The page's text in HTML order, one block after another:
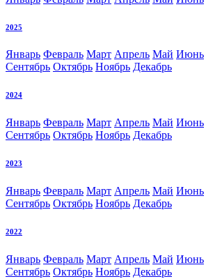
2025
Январь Февраль Март Апрель Май Июнь
Сентябрь Октябрь Ноябрь Декабрь
2024
Январь Февраль Март Апрель Май Июнь
Сентябрь Октябрь Ноябрь Декабрь
2023
Январь Февраль Март Апрель Май Июнь
Сентябрь Октябрь Ноябрь Декабрь
2022
Январь Февраль Март Апрель Май Июнь
Сентябрь Октябрь Ноябрь Декабрь